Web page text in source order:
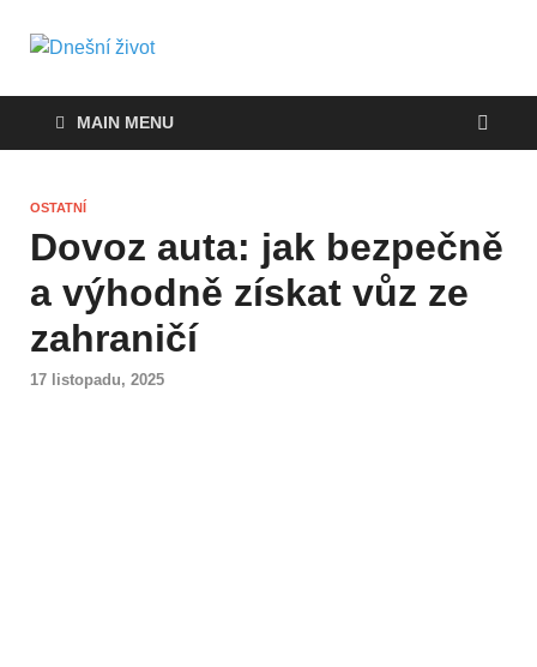
Dnešní život
současnosti
MAIN MENU
OSTATNÍ
Dovoz auta: jak bezpečně
a výhodně získat vůz ze
zahraničí
17 listopadu, 2025